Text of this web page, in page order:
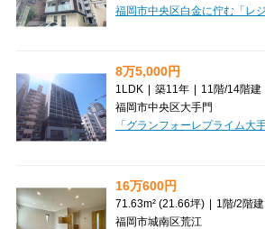
8万5,000円
1LDK | 築11年 | 11階/14階建
福岡市中央区大手門
16万600円
71.63m² (21.66坪) | 1階/2階建
福岡市城南区荒江